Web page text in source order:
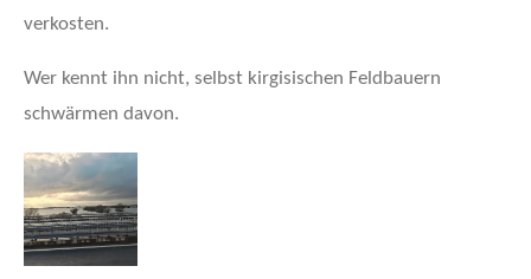
verkosten.
Wer kennt ihn nicht, selbst kirgisischen Feldbauern
schwärmen davon.